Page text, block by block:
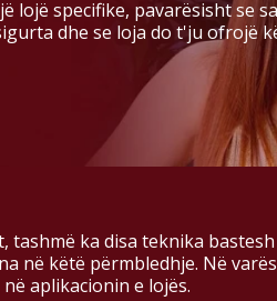
lojë specifike, pavarësisht se
dhe se loja do t'ju ofrojë
ka disa teknika
në këtë përmbledhje. Në
aplikacionin e lojës.